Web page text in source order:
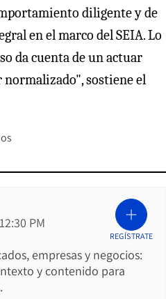
diligente y de
en el marco del SEIA. Lo
da cuenta de un actuar
sostiene el
PM
empresas y negocios:
y contenido para
REGÍSTRATE